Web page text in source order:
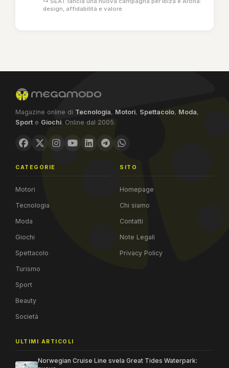
design, affidabilità e valore
Magazine online di Tecnologia, Motori, Spettacolo, Moda,
Sport e Giochi. Online dal 2005.
CATEGORIE
Motori
Tecnologia
Moda
Giochi
Spettacolo
Turismo
Sport
Beauty
Società
SITO
Homepage
Chi siamo
Contatti
Note Legali
Privacy Policy
ULTIMI ARTICOLI
Norwegian Cruise Line svela Great Tides Waterpark: